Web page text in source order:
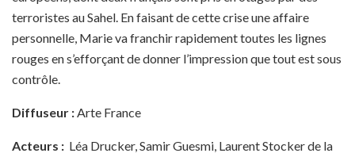
terroristes au Sahel. En faisant de cette crise une affaire
personnelle, Marie va franchir rapidement toutes les lignes
rouges en s’efforçant de donner l’impression que tout est sous
contrôle.
Diffuseur : Arte France
Acteurs : Léa Drucker, Samir Guesmi, Laurent Stocker de la